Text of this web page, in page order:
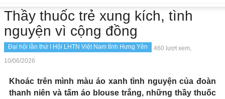
Thầy thuốc trẻ xung kích, tình
nguyện vì cộng đồng
Đại hội lần thứ I Hội LHTN Việt Nam tỉnh Hưng Yên
460 lượt xem,
10/06/2026
Khoác trên mình màu áo xanh tình nguyện của đoàn
thanh niên và tấm áo blouse trắng, những thầy thuốc